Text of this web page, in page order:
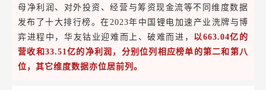
母净利润、对外投资、经营与筹资现金流等不同维度数据
发布了十大排行榜。在2023年中国锂电加速产业洗牌与博
弈进程中，华友钴业迎难而上、破难而进， 以663.04亿的
营收和33.51亿的净利润，分别位列相应榜单的第二和第八
位，其它维度数据亦位居前列。